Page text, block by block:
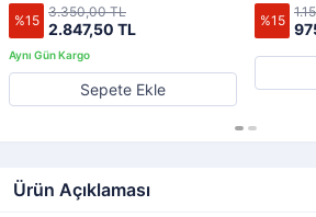
%15 2.847,50 TL
3.350,00 TL
Sepete Ekle
%15
Ürün Açıklaması